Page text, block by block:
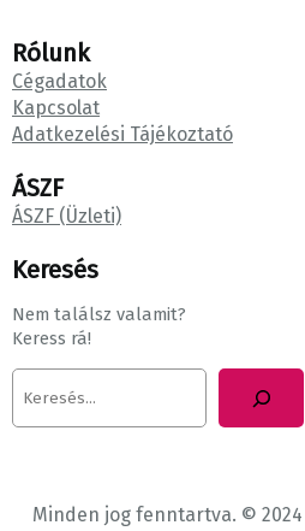
Rólunk
Cégadatok
Kapcsolat
Adatkezelési Tájékoztató
ÁSZF
ÁSZF (Üzleti)
Keresés
Nem találsz valamit?
Keress rá!
e
r
é
Minden jog fenntartva. ©